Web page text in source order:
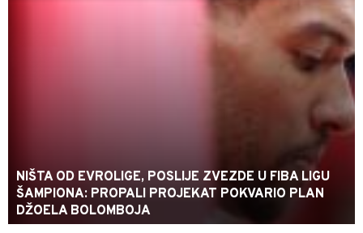
NIŠTA OD EVROLIGE, POSLIJE ZVEZDE U FIBA LIGU
ŠAMPIONA: PROPALI PROJEKAT POKVARIO PLAN
DŽOELA BOLOMBOJA